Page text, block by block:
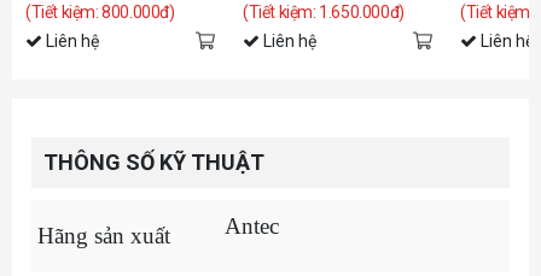
(Tiết kiệm: 800.000đ)
Liên hệ
(Tiết kiệm: 1.650.000đ)
Liên hệ
(Tiết kiệm:
Liên hệ
THÔNG SỐ KỸ THUẬT
Hãng sản xuất Antec